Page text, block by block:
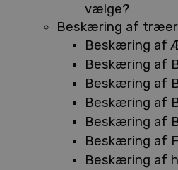
vælge?
Beskæring af træer
Beskæring af
Beskæring af
Beskæring af
Beskæring af
Beskæring af
Beskæring af
Beskæring af